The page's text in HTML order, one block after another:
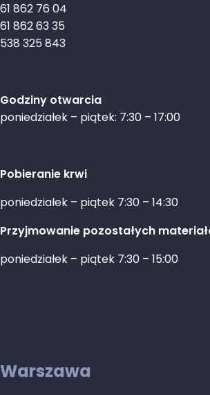
61 862 76 04
61 862 63 35
538 325 843
Godziny otwarcia
poniedziałek – piątek: 7:30 – 17:00
Pobieranie krwi
poniedziałek – piątek 7:30 – 14:30
Przyjmowanie pozostałych
poniedziałek – piątek 7:30 – 15:00
Warszawa